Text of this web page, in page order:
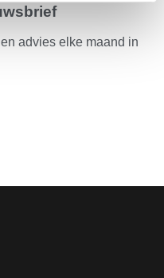
advies elke maand in